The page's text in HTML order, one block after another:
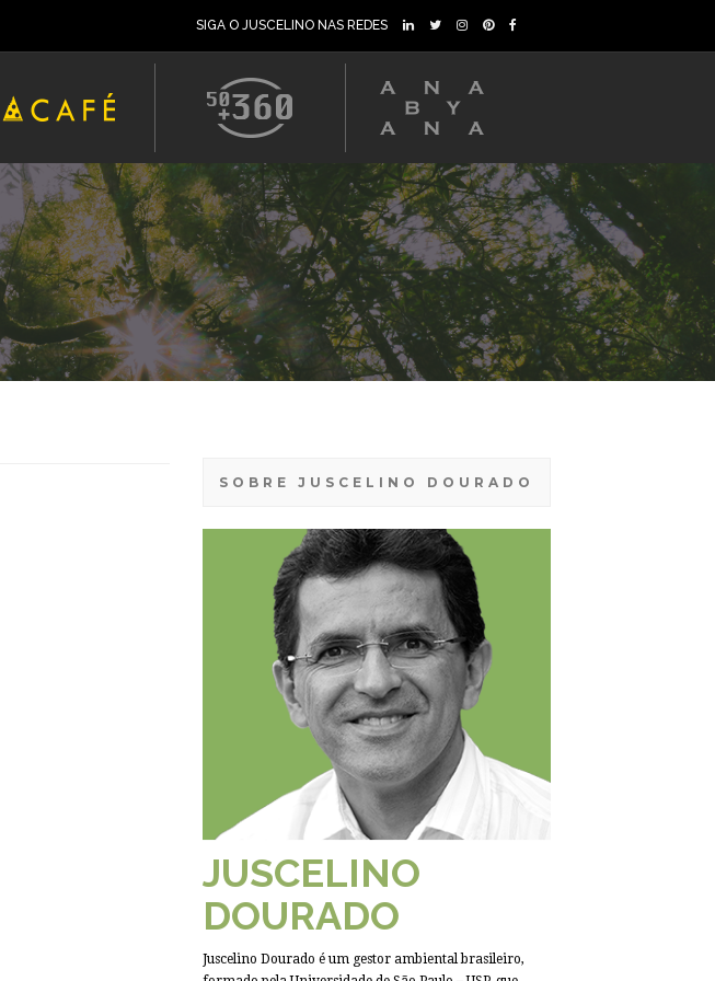
SIGA O JUSCELINO NAS REDES
SOBRE JUSCELINO DOURADO
JUSCELINO
DOURADO
Juscelino Dourado é um gestor ambiental brasileiro,